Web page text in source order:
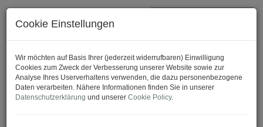
Cookie Einstellungen
Wir möchten auf Basis Ihrer (jederzeit widerrufbaren) Einwilligung
Cookies zum Zweck der Verbesserung unserer Website sowie zur
Analyse Ihres Userverhaltens verwenden, die dazu personenbezogene
Daten verarbeiten. Nähere Informationen finden Sie in unserer
Datenschutzerklärung und unserer Cookie Policy.